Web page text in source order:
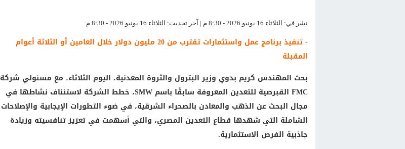
نشر في: الثلاثاء 16 يونيو 2026 - 8:30 م | آخر تحديث: الثلاثاء 16 يونيو 2026 - 8:30 م
- تنفيذ برنامج عمل واستثمارات تقترب من 20 مليون دولار خلال العامين أو الثلاثة أعوام
المقبلة
بحث المهندس كريم بدوي وزير البترول والثروة المعدنية، اليوم الثلاثاء، مع مسئولي شركة
FMC القبرصية للتعدين المعروفة سابقًا باسم SMW، خطط الشركة لاستئناف نشاطها في
مجال البحث عن الذهب والمعادن بالصحراء الشرقية، في ضوء التطورات الإيجابية والإصلاحات
الشاملة التي شهدها قطاع التعدين المصري، والتي أسهمت في تعزيز تنافسيته وزيادة
جاذبية الفرص الاستثمارية.